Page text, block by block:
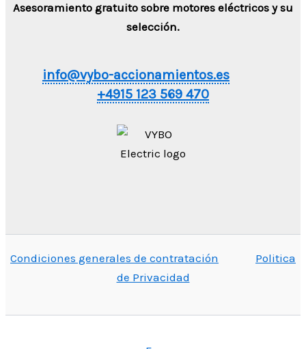
Asesoramiento gratuito sobre motores eléctricos y su
selección.
info@vybo-accionamientos.es
+4915 123 569 470
Condiciones generales de contratación
Politica
de Privacidad